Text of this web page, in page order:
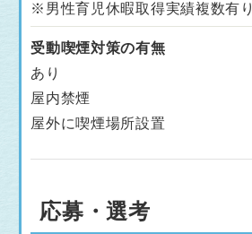
※男性育児休暇取得実績複数有り
受動喫煙対策の有無
あり
屋内禁煙
屋外に喫煙場所設置
応募・選考